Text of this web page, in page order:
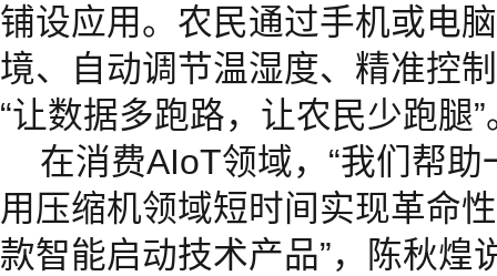
铺设应用。农民通过手机或电
境、自动调节温湿度、精准控
“让数据多跑路，让农民少跑腿”
在消费AIoT领域，“我们帮
用压缩机领域短时间实现革命
款智能启动技术产品”，陈秋煌